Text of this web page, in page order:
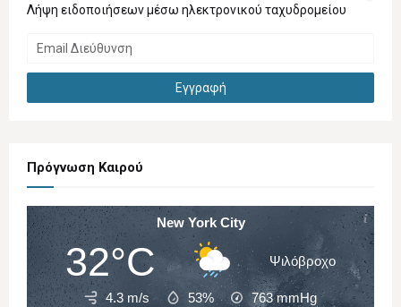
Λήψη ειδοποιήσεων μέσω ηλεκτρονικού ταχυδρομείου
Πρόγνωση Καιρού
New York City
32°C Ψιλόβροχο
4.3 m/s 53% 763mmHg